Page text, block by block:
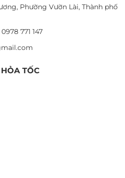
Phường Vườn Lài, Thành phố
771 147
TỐC